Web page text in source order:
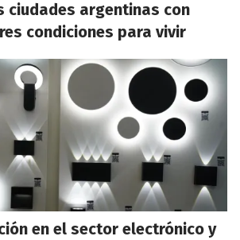
ciudades argentinas con
condiciones para vivir
en el sector electrónico y